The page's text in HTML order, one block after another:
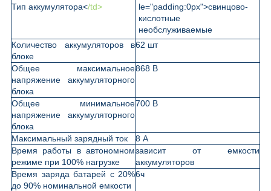
Тип аккумулятора</td>
le="padding:0px">свинцово-
кислотные
необслуживаемые
Количество аккумуляторов в
блоке
62 шт
Общее максимальное
напряжение аккумуляторного
блока
868 В
Общее минимальное
напряжение аккумуляторного
блока
700 В
Максимальный зарядный ток
8 А
Время работы в автономном
режиме при 100% нагрузке
зависит от емкости
аккумуляторов
Время заряда батарей с 20%
до 90% номинальной емкости
6ч